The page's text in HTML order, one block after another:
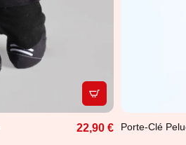
APERÇU RAPIDE
22,90 € Porte-Clé